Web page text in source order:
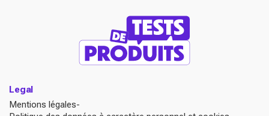
Legal
Mentions légales